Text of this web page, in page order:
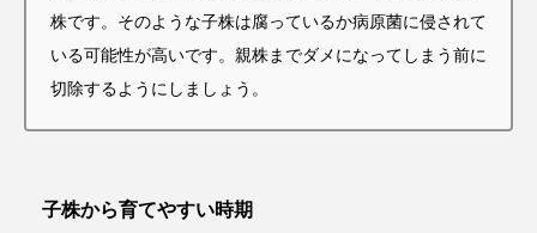
株です。そのような子株は腐っているか病原菌に侵されて
いる可能性が高いです。 親株までダメになってしまう前に
切除するようにしましょう。
子株から育てやすい時期